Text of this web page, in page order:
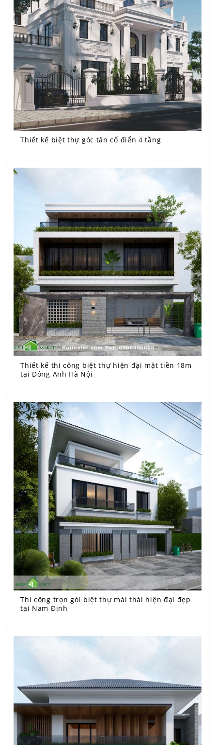
Thiết kế biệt thự góc tân cổ điển 4 tầng
Thiết kế thi công biệt thự hiện đại mặt tiền 18m
tại Đông Anh Hà Nội
Thi công trọn gói biệt thự mái thái hiện đại đẹp
tại Nam Định